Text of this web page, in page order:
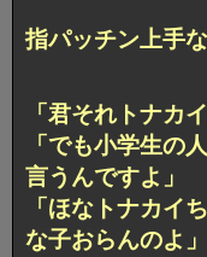
指パッチン上手
「君それトナカ
「でも小学生の
言うんですよ」
「ほなトナカイ
な子おらんのよ